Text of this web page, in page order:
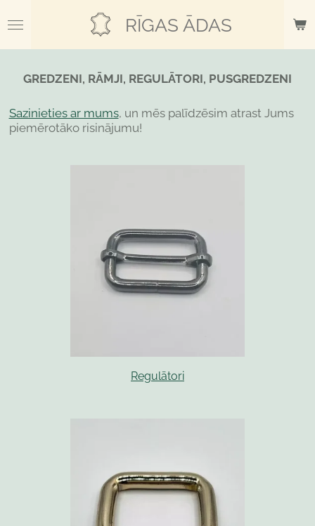
to
main
RĪGAS ĀDAS
GREDZENI, RĀMJI, REGULĀTORI, PUSGREDZENI
Sazinieties ar mums, un mēs palīdzēsim atrast Jums
piemērotāko risinājumu!
Regulātori